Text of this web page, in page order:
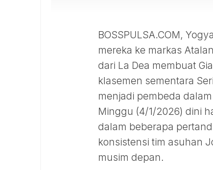
BOSSPULSA.COM,
mereka ke markas
dari La Dea membuat
klasemen sementara
menjadi pembeda
Minggu (4/1/2026) dini
dalam beberapa
konsistensi tim asuhan
musim depan.